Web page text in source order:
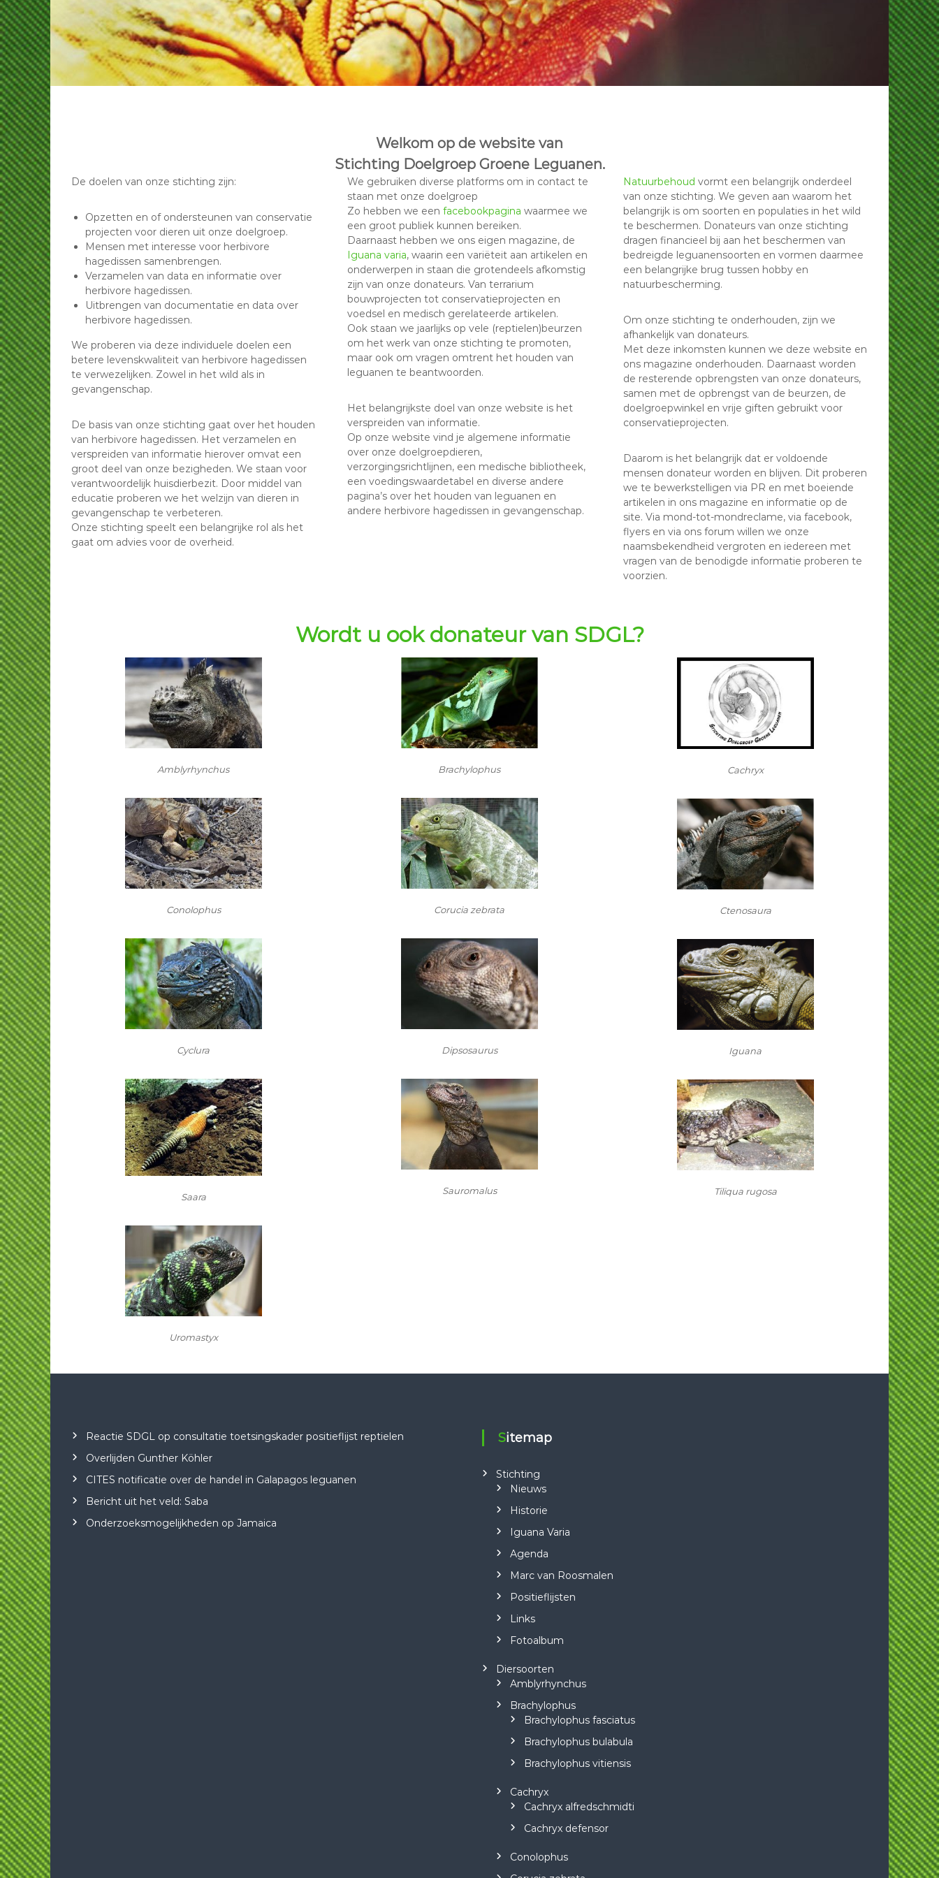
G
r
o
e
n
e
o
e
p
G
r
o
n
Welkom op de website van
Stichting Doelgroep Groene Leguanen.
De doelen van onze stichting zijn:
Opzetten en of ondersteunen van conservatie
projecten voor dieren uit onze doelgroep.
Mensen met interesse voor herbivore
hagedissen samenbrengen.
Verzamelen van data en informatie over
herbivore hagedissen.
Uitbrengen van documentatie en data over
herbivore hagedissen.
We proberen via deze individuele doelen een
betere levenskwaliteit van herbivore hagedissen
te verwezelijken. Zowel in het wild als in
gevangenschap.
De basis van onze stichting gaat over het houden
van herbivore hagedissen. Het verzamelen en
verspreiden van informatie hierover omvat een
groot deel van onze bezigheden. We staan voor
verantwoordelijk huisdierbezit. Door middel van
educatie proberen we het welzijn van dieren in
gevangenschap te verbeteren.
Onze stichting speelt een belangrijke rol als het
gaat om advies voor de overheid.
We gebruiken diverse platforms om in contact te
staan met onze doelgroep
Zo hebben we eenfacebookpagina waarmee we
een groot publiek kunnen bereiken.
Daarnaast hebben we ons eigen magazine, de
Iguana varia, waarin een variëteit aan artikelen en
onderwerpen in staan die grotendeels afkomstig
zijn van onze donateurs. Van terrarium
bouwprojecten tot conservatieprojecten en
voedsel en medisch gerelateerde artikelen.
Ook staan we jaarlijks op vele (reptielen)beurzen
om het werk van onze stichting te promoten,
maar ook om vragen omtrent het houden van
leguanen te beantwoorden.
Het belangrijkste doel van onze website is het
verspreiden van informatie.
Op onze website vind je algemene informatie
over onze doelgroepdieren,
verzorgingsrichtlijnen, een medische bibliotheek,
een voedingswaardetabel en diverse andere
pagina’s over het houden van leguanen en
andere herbivore hagedissen in gevangenschap.
Natuurbehoud vormt een belangrijk onderdeel
van onze stichting. We geven aan waarom het
belangrijk is om soorten en populaties in het wild
te beschermen. Donateurs van onze stichting
dragen financieel bij aan het beschermen van
bedreigde leguanensoorten en vormen daarmee
een belangrijke brug tussen hobby en
natuurbescherming.
Om onze stichting te onderhouden, zijn we
afhankelijk van donateurs.
Met deze inkomsten kunnen we deze website en
ons magazine onderhouden. Daarnaast worden
de resterende opbrengsten van onze donateurs,
samen met de opbrengst van de beurzen, de
doelgroepwinkel en vrije giften gebruikt voor
conservatieprojecten.
Daarom is het belangrijk dat er voldoende
mensen donateur worden en blijven. Dit proberen
we te bewerkstelligen via PR en met boeiende
artikelen in ons magazine en informatie op de
site. Via mond-tot-mondreclame, via facebook,
flyers en via ons forum willen we onze
naamsbekendheid vergroten en iedereen met
vragen van de benodigde informatie proberen te
voorzien.
Wordt u ook donateur van SDGL?
Amblyrhynchus
Conolophus
Cyclura
Saara
Uromastyx
Brachylophus
Corucia zebrata
Dipsosaurus
Sauromalus
Cachryx
Ctenosaura
Iguana
Tiliqua rugosa
Reactie SDGL op consultatie toetsingskader positieflijst reptielen
Overlijden Gunther Köhler
CITES notificatie over de handel in Galapagos leguanen
Bericht uit het veld: Saba
Onderzoeksmogelijkheden op Jamaica
Sitemap
Stichting
Nieuws
Historie
Iguana Varia
Agenda
Marc van Roosmalen
Positieflijsten
Links
Fotoalbum
Diersoorten
Amblyrhynchus
Brachylophus
Brachylophus fasciatus
Brachylophus bulabula
Brachylophus vitiensis
Cachryx
Cachryx alfredschmidti
Cachryx defensor
Conolophus